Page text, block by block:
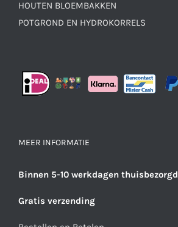
HOUTEN BLOEMBAKKEN
POTGROND EN HYDROKORRELS
MEER INFORMATIE
Binnen 5-10 werkdagen thuisbezorgd
Gratis verzending